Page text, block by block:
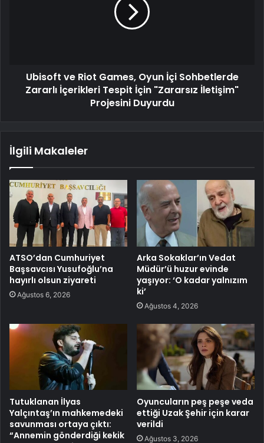
Ubisoft ve Riot Games, Oyun İçi Sohbetlerde
Zararlı İçerikleri Tespit İçin "Zararsız İletişim"
Projesini Duyurdu
İlgili Makaleler
ATSO’dan Cumhuriyet
Başsavcısı Yusufoğlu’na
hayırlı olsun ziyareti
Ağustos 6, 2026
Arka Sokaklar’ın Vedat
Müdür’ü huzur evinde
yaşıyor: ‘O kadar yalnızım
ki’
Ağustos 4, 2026
Tutuklanan İlyas
Yalçıntaş’ın mahkemedeki
savunması ortaya çıktı:
“Annemin gönderdiği kekik
Oyuncuların peş peşe veda
ettiği Uzak Şehir için karar
verildi
Ağustos 3, 2026